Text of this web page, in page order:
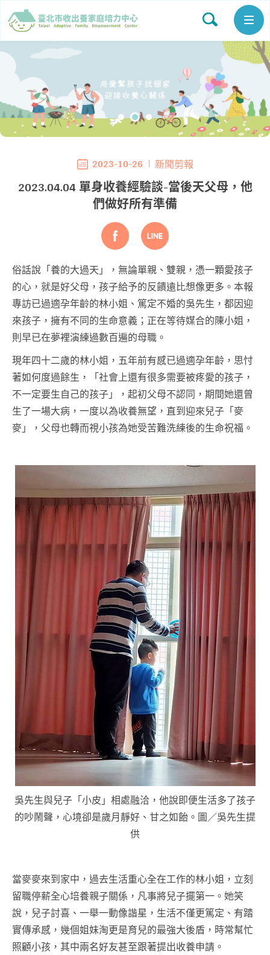
2023-10-26 新聞剪報
2023.04.04 單身收養經驗談-當後天父母，他
們做好所有準備
俗話說「養的大過天」，無論單親、雙親，憑一顆愛孩子
的心，就是好父母，孩子給予的反饋遠比想像更多。本報
專訪已過適孕年齡的林小姐、篤定不婚的吳先生，都因迎
來孩子，擁有不同的生命意義；正在等待媒合的陳小姐，
則早已在夢裡演練過數百遍的母職。
現年四十二歲的林小姐，五年前有感已過適孕年齡，思忖
著如何度過餘生，「社會上還有很多需要被疼愛的孩子，
不一定要生自己的孩子」，起初父母不認同，期間她還曾
生了一場大病，一度以為收養無望，直到迎來兒子「麥
麥」，父母也轉而視小孩為她受苦難洗練後的生命祝福。
吳先生與兒子「小皮」相處融洽，他說即便生活多了孩子
的吵鬧聲，心境卻是歲月靜好、甘之如飴。圖／吳先生提
供
當麥麥來到家中，過去生活重心全在工作的林小姐，立刻
留職停薪全心培養親子關係，凡事將兒子擺第一。她笑
說，兒子討喜、一舉一動像諧星，生活不僅更篤定、有踏
實傳承感，幾個姐妹淘更是育兒的最強大後盾，時常幫忙
照顧小孩，其中兩名好友甚至跟著提出收養申請。